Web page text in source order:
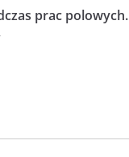
prac polowych.